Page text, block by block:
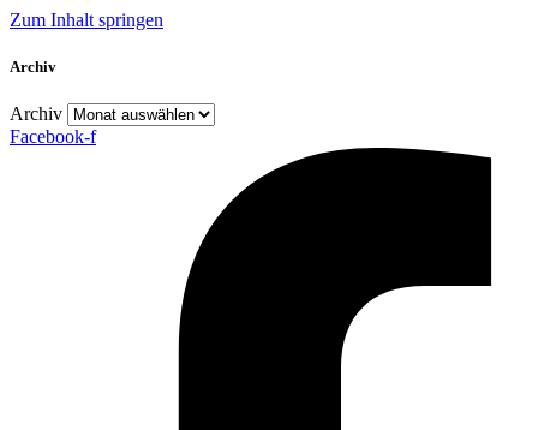
Zum Inhalt springen
Archiv
Archiv
Facebook-f